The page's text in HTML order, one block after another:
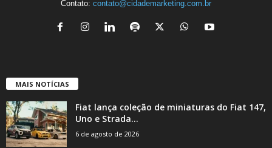
Contato: contato@cidademarketing.com.br
MAIS NOTÍCIAS
Fiat lança coleção de miniaturas do Fiat 147,
Uno e Strada...
6 de agosto de 2026